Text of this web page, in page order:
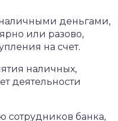
деньгами,
или разово,
на счет.
наличных,
деятельности
сотрудников банка,